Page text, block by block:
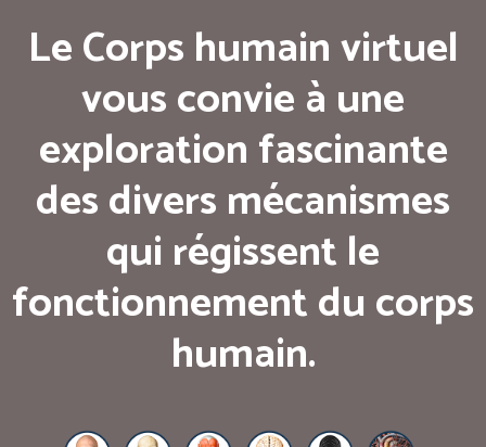
Le Corps humain virtuel
vous convie à une
exploration fascinante
des divers mécanismes
qui régissent le
fonctionnement du corps
humain.